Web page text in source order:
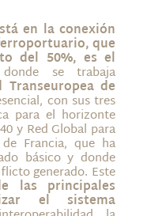
en la conexión
que
del 50%, es el
se trabaja
Transeuropea de
con sus tres
para el horizonte
y Red Global para
Francia, que ha
básico y donde
generado. Este
las principales
el sistema